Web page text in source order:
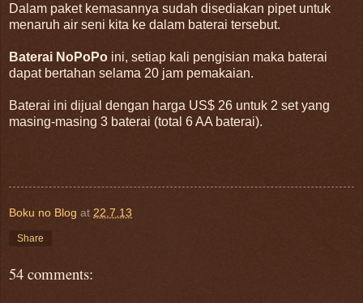
Dalam paket kemasannya sudah disediakan pipet untuk
menaruh air seni kita ke dalam baterai tersebut.
Baterai NoPoPo ini, setiap kali pengisian maka baterai
dapat bertahan selama 20 jam pemakaian.
Baterai ini dijual dengan harga US$ 26 untuk 2 set yang
masing-masing 3 baterai (total 6 AA baterai).
Boku no Blog at 22.7.13
Share
54 comments: